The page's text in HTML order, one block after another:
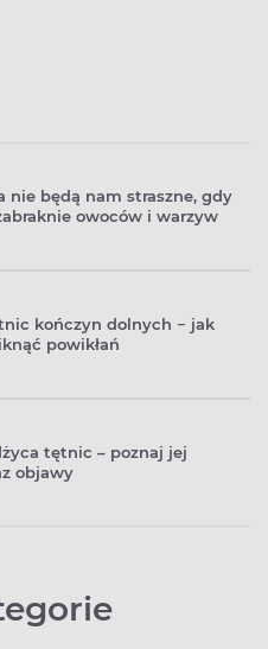
nie będą nam straszne, gdy
owoców i warzyw
kończyn dolnych − jak
powikłań
tętnic – poznaj jej
objawy